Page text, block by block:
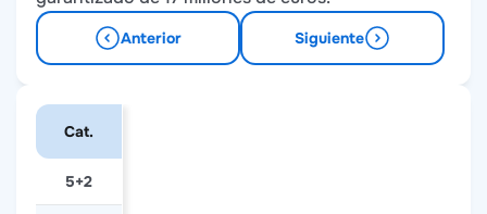
Anterior Siguiente
Cat.
5+2